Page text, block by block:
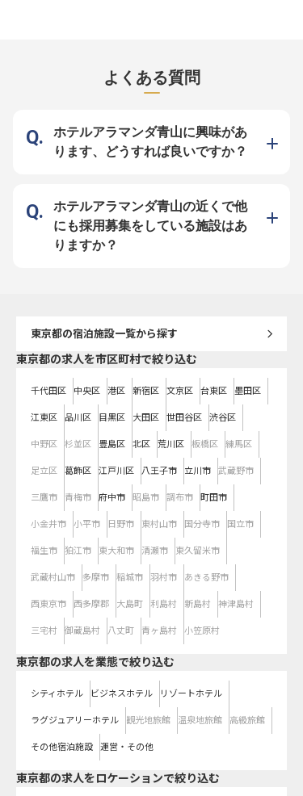
や接客、スタッフの動きに反映して
機能するための土台をつくる役割で
す。出来上がった仕組みに入るので
はなく、これからの運営を自分たち
・年間休日112日／月9日休み ・産
休・育休の取得実績あり（女性の取
得率100%） ・社割で自社運営のレ
ストラン・ホテルを社員価格で利用
可能 ・今冬開業のオープニングポ
わります。 【数字と体験の両方か
ら、ホテル運営を支えられる】 稼
働率や売上、販売チャネル、料金設
るのかを設計する役割でもありま
す。開業期は、予約導線や販売設
定、宿泊プラン、部門間連携を一つ
ひとつ整えていくフェーズです。
り（女性の取得率100%） ・社割で
自社運営のレストラン・ホテルを社
員価格で利用可能 ・今冬開業のオ
ープニングポジション
です。オ
112日／
取得実績
よくある質問
ホテルアラマンダ青山に興味があ
ります、どうすれば良いですか？
ホテルアラマンダ青山の近くで他
にも採用募集をしている施設はあ
りますか？
東京都の宿泊施設一覧から探す
東京都の求人を市区町村で絞り込む
千代田区 中央区 港区 新宿区 文京区 台東区 墨田区
江東区 品川区 目黒区 大田区 世田谷区 渋谷区
中野区 杉並区 豊島区 北区 荒川区 板橋区 練馬区
足立区 葛飾区 江戸川区 八王子市 立川市 武蔵野市
三鷹市 青梅市 府中市 昭島市 調布市 町田市
小金井市 小平市 日野市 東村山市 国分寺市 国立市
福生市 狛江市 東大和市 清瀬市 東久留米市
武蔵村山市 多摩市 稲城市 羽村市 あきる野市
西東京市 西多摩郡 大島町 利島村 新島村 神津島村
三宅村 御蔵島村 八丈町 青ヶ島村 小笠原村
東京都の求人を業態で絞り込む
シティホテル ビジネスホテル リゾートホテル
ラグジュアリーホテル 観光地旅館 温泉地旅館 高級旅館
その他宿泊施設 運営・その他
東京都の求人をロケーションで絞り込む